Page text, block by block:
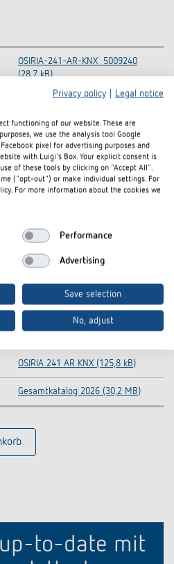
OSIRIA-241-AR-KNX_5009240
(28,7 kB)
OSIRIA (262,3 kB)
OSIRIA_vd2_0410 (14,9 kB)
Open-Source-License-Information
KNXprod-KNX-Database (all
products) (22,1 MB)
OSIRIA 241 AR KNX-Information
Notice EU Data Act (58,8 kB)
OSIRIA 241 AR KNX-CE declaration
OSIRIA 241 AR KNX (125,8 kB)
Gesamtkatalog 2026 (30,2 MB)
to-date mit
Privacy policy
Legal notice
functioning of our website. These are
we use the analysis tool Google
pixel for advertising purposes and
with Luigi's Box. Your explicit consent is
of these tools by clicking on "Accept All".
("opt-out") or make individual settings. For
For more information about the cookies we
Performance
Advertising
Save selection
No, adjust